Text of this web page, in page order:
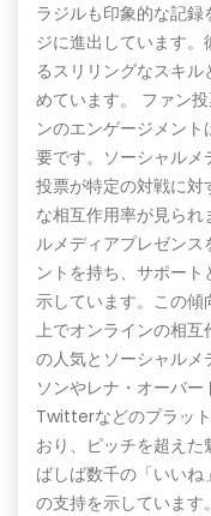
ラジルも印象的な記
ジに進出しています
るスリリングなスキ
めています。 ファン
ンのエンゲージメン
要です。ソーシャル
投票が特定の対戦に
な相互作用率が見ら
ルメディアプレゼンス
ントを持ち、サポー
示しています。この傾
上でオンラインの相
の人気とソーシャル
ソンやレナ・オーバ
Twitterなどのプラッ
おり、ピッチを超え
ばしば数千の「いい
の支持を示しています